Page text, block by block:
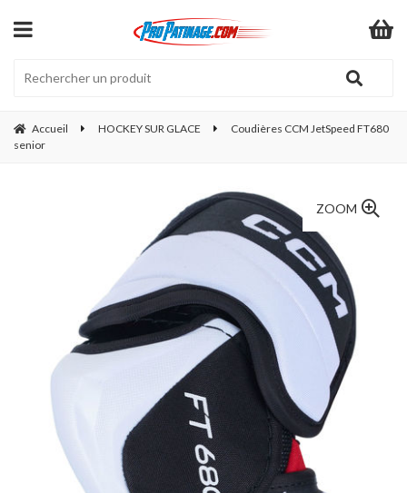
Accueil HOCKEY SUR GLACE
Coudières CCM JetSpeed FT680
senior
ZOOM